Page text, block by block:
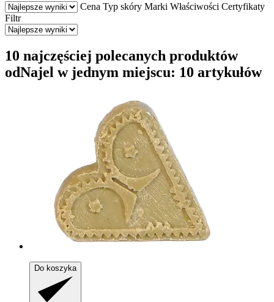
Cena Typ skóry Marki Właściwości Certyfikaty
Filtr
10 najczęściej polecanych produktów
odNajel w jednym miejscu: 10 artykułów
Do koszyka